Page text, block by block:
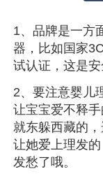
1、品牌是一方
器，比如国家
试认证，这是安
2、要注意婴儿
让宝宝爱不释
就东躲西藏的
让她爱上理发
发愁了哦。